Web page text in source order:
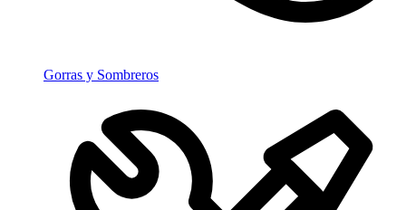
Gorras y Sombreros